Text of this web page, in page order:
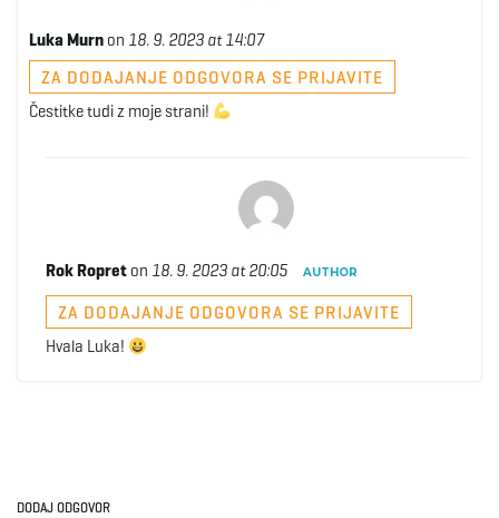
Luka Murn on 18. 9. 2023 at 14:07
ZA DODAJANJE ODGOVORA SE PRIJAVITE
Čestitke tudi z moje strani!
Rok Ropret on 18. 9. 2023 at 20:05 AUTHOR
ZA DODAJANJE ODGOVORA SE PRIJAVITE
Hvala Luka!
DODAJ ODGOVOR